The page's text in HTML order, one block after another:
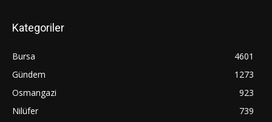
Kategoriler
Bursa
4601
Gündem
1273
Osmangazi
923
Nilüfer
739